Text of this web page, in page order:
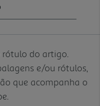
do artigo.
e/ou rótulos,
que acompanha o